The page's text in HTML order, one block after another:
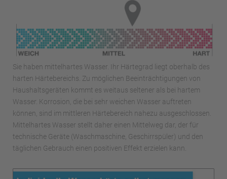
Sie haben mittelhartes Wasser. Ihr Härtegrad liegt oberhalb des
harten Härtebereichs. Zu möglichen Beeinträchtigungen von
Haushaltsgeräten kommt es weitaus seltener als bei hartem
Wasser. Korrosion, die bei sehr weichen Wasser auftreten
können, sind im mittleren Härtebereich nahezu ausgeschlossen.
Mittelhartes Wasser stellt daher einen Mittelweg dar, der für
technische Geräte (Waschmaschine, Geschirrspüler) und den
täglichen Gebrauch einen positiven Effekt erzielen kann.